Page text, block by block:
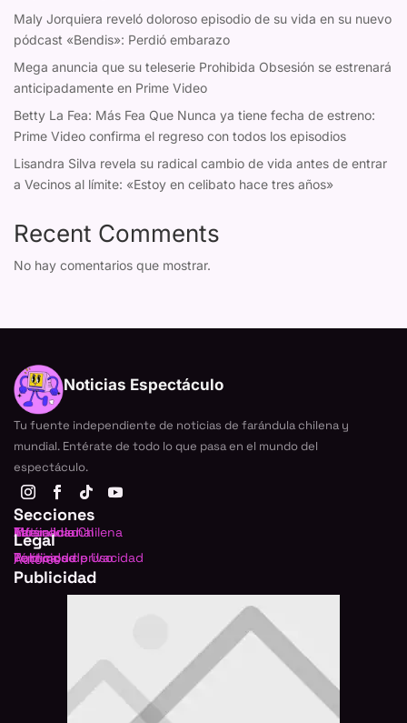
Maly Jorquiera reveló doloroso episodio de su vida en su nuevo
pódcast «Bendis»: Perdió embarazo
Mega anuncia que su teleserie Prohibida Obsesión se estrenará
anticipadamente en Prime Video
Betty La Fea: Más Fea Que Nunca ya tiene fecha de estreno:
Prime Video confirma el regreso con todos los episodios
Lisandra Silva revela su radical cambio de vida antes de entrar
a Vecinos al límite: «Estoy en celibato hace tres años»
Recent Comments
No hay comentarios que mostrar.
Noticias Espectáculo
Tu fuente independiente de noticias de farándula chilena y
mundial. Entérate de todo lo que pasa en el mundo del
espectáculo.
Secciones
Farándula Chilena
Internacional
TV
Música
Actualidad
Legal
Política de privacidad
Términos de Uso
Publicidad
Autores
Publicidad